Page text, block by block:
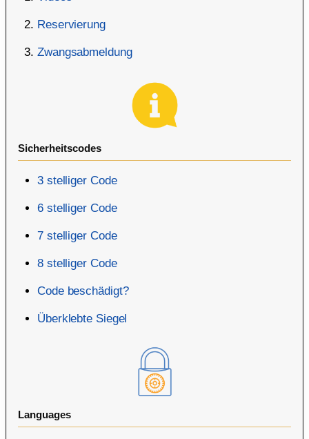
Reservierung
Zwangsabmeldung
Sicherheitscodes
3 stelliger Code
6 stelliger Code
7 stelliger Code
8 stelliger Code
Code beschädigt?
Überklebte Siegel
Languages